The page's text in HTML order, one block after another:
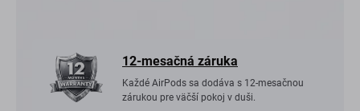
12-mesačná záruka
Každé AirPods sa dodáva s 12-mesačnou
zárukou pre väčší pokoj v duši.